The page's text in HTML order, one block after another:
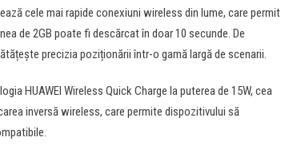
cele mai rapide conexiuni wireless din lume, care permit
de 2GB poate fi descărcat în doar 10 secunde. De
precizia poziționării într-o gamă largă de scenarii.
HUAWEI Wireless Quick Charge la puterea de 15W, cea
inversă wireless, care permite dispozitivului să